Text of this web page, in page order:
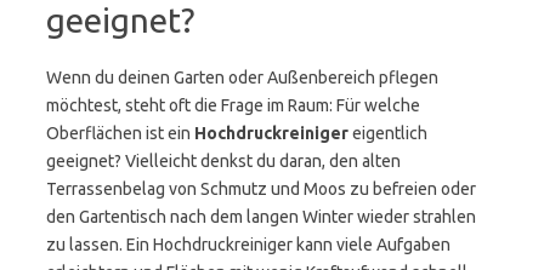
geeignet?
Wenn du deinen Garten oder Außenbereich pflegen
möchtest, steht oft die Frage im Raum: Für welche
Oberflächen ist ein Hochdruckreinigereigentlich
geeignet? Vielleicht denkst du daran, den alten
Terrassenbelag von Schmutz und Moos zu befreien oder
den Gartentisch nach dem langen Winter wieder strahlen
zu lassen. Ein Hochdruckreiniger kann viele Aufgaben